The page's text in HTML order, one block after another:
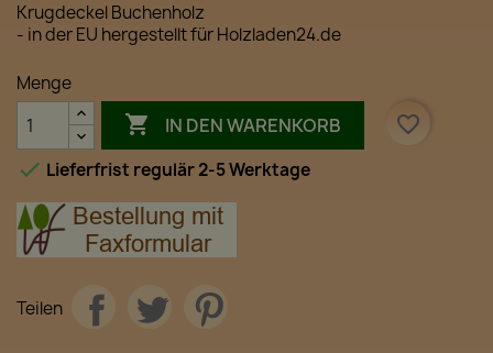
Krugdeckel Buchenholz
- in der EU hergestellt fürHolzladen24.de
Menge
 IN DEN WARENKORB
favorite_border
 Lieferfrist regulär 2-5 Werktage
Teilen